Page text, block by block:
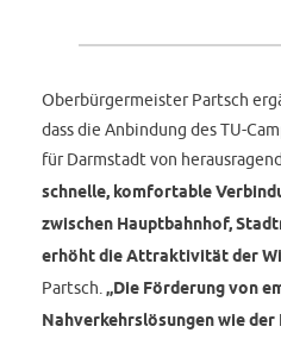
Oberbürgermeister Partsch
dass die Anbindung des TU-
für Darmstadt von
schnelle, komfortable
zwischen Hauptbahnhof,
erhöht die Attraktivität der
Partsch.„Die Förderung von
Nahverkehrslösungen wie